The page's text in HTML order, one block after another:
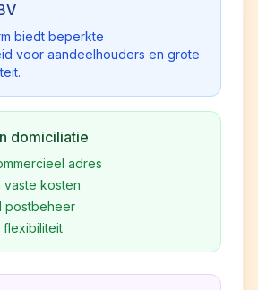
biedt beperkte
voor aandeelhouders en grote
domiciliatie
adres
vaste kosten
postbeheer
flexibiliteit